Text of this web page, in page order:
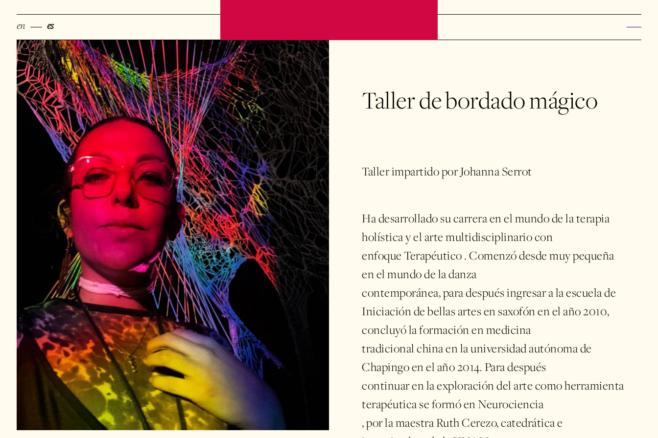
en es
Taller de bordado mágico
Taller impartido por Johanna Serrot
Ha desarrollado su carrera en el mundo de la terapia
holística y el arte multidisciplinario con
enfoque Terapéutico . Comenzó desde muy pequeña
en el mundo de la danza
contemporánea, para después ingresar a la escuela de
Iniciación de bellas artes en saxofón en el año 2010,
concluyó la formación en medicina
tradicional china en la universidad autónoma de
Chapingo en el año 2014. Para después
continuar en la exploración del arte como herramienta
terapéutica se formó en Neurociencia
, por la maestra Ruth Cerezo, catedrática e